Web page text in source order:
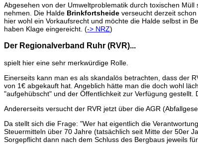
Abgesehen von der Umweltproblematik durch toxischen
nehmen. Die Halde Brinkfortsheide verseucht derzeit
hier wohl ein Vorkaufsrecht und möchte die Halde selbst in
haben Klage eingereicht. (-> NRZ)
Der Regionalverband Ruhr (RVR)...
spielt hier eine sehr merkwürdige Rolle.
Einerseits kann man es als skandalös betrachten, dass der
von 1€ abgekauft hat. Angeblich hätte man die doch wohl
"aufgehübscht" und der Öffentlichkeit zur Verfügung gestellt.
Andererseits versucht der RVR jetzt über die AGR
Da stellt sich die Frage: "Wer hat eigentlich die
Steuermitteln über 70 Jahre (tatsächlich seit Mitte der 50er
Sorgepflicht dann nach dem Schluss des Bergbaus jeweils